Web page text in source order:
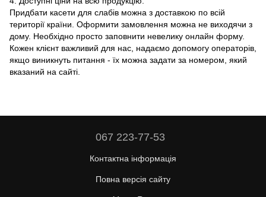
Придбати касети для слабів можна з доставкою по всій
території країни. Оформити замовлення можна не виходячи з
дому. Необхідно просто заповнити невелику онлайн форму.
Кожен клієнт важливий для нас, надаємо допомогу операторів,
якщо виникнуть питання - їх можна задати за номером, який
вказаний на сайті.
067 223-77-53
Контактна інформація
Повна версія сайту